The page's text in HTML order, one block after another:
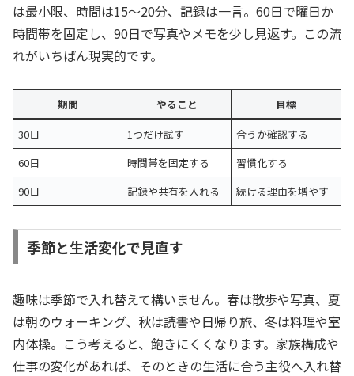
は最小限、時間は15〜20分、記録は一言。60日で曜日か
時間帯を固定し、90日で写真やメモを少し見返す。この流
れがいちばん現実的です。
期間 やること
目標
30日
1つだけ試す
合うか確認する
60日
時間帯を固定する
習慣化する
90日
記録や共有を入れる 続ける理由を増やす
季節と生活変化で見直す
趣味は季節で入れ替えて構いません。春は散歩や写真、夏
は朝のウォーキング、秋は読書や日帰り旅、冬は料理や室
内体操。こう考えると、飽きにくくなります。家族構成や
仕事の変化があれば、そのときの生活に合う主役へ入れ替